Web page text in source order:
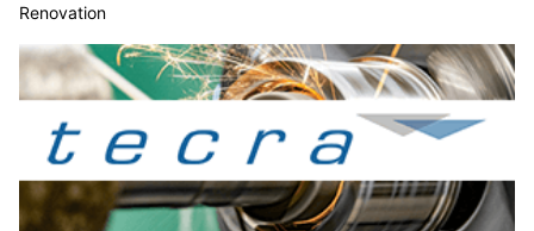
Renovation